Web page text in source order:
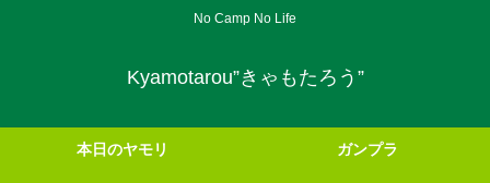
No Camp No Life
Kyamotarou”きゃもたろう”
本日のヤモリ ガンプラ